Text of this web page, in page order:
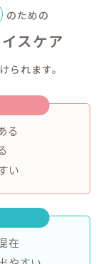
ミド組
クロカ
すみず
能をキ